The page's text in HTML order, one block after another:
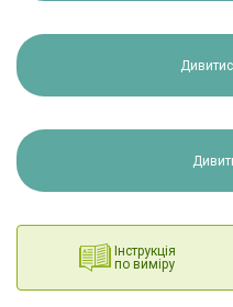
Інструкція
по виміру